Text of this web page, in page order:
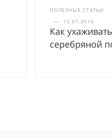
ПОЛЕЗНЫЕ СТАТЬИ
—
12.07.2014
Как
серебряной